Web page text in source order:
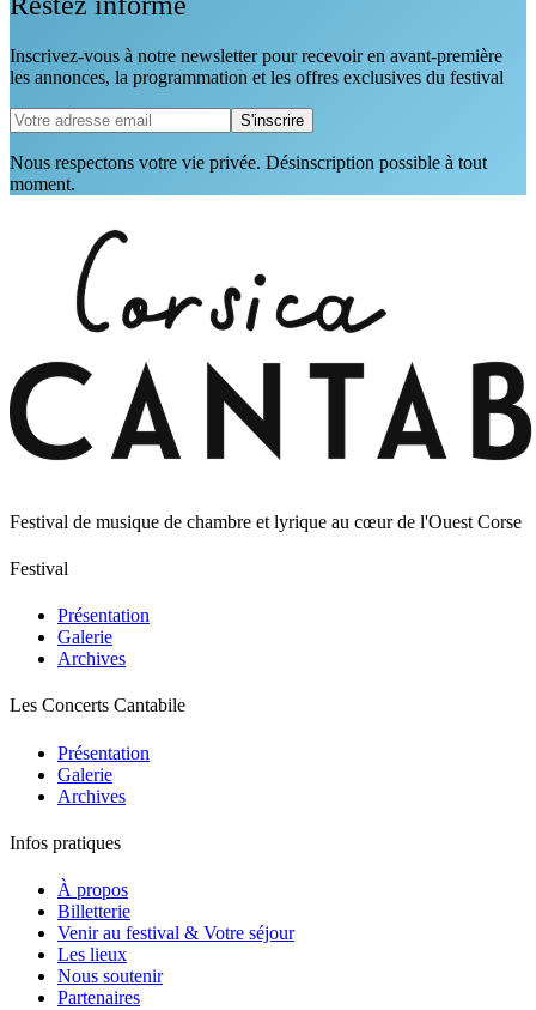
Inscrivez-vous à notre newsletter pour recevoir en avant-première
les annonces, la programmation et les offres exclusives du festival
S'inscrire
Nous respectons votre vie privée. Désinscription possible à tout
moment.
Festival de musique de chambre et lyrique au cœur de l'Ouest Corse
Festival
Présentation
Galerie
Archives
Les Concerts Cantabile
Présentation
Galerie
Archives
Infos pratiques
À propos
Billetterie
Venir au festival & Votre séjour
Les lieux
Nous soutenir
Partenaires